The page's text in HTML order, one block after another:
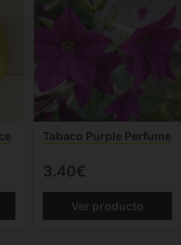
Tabaco Purple Perfume
3.40€
Ver producto